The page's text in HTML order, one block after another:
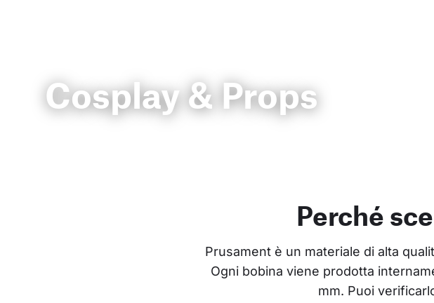
Cosplay & Props
Perché
Prusament è un materiale di alta
Ogni bobina viene prodotta
mm. Puoi